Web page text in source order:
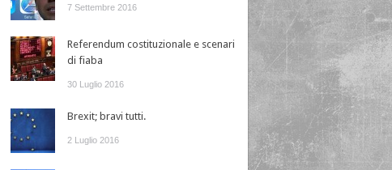
7 Settembre 2016
Referendum costituzionale e scenari
di fiaba
30 Luglio 2016
Brexit; bravi tutti.
2 Luglio 2016